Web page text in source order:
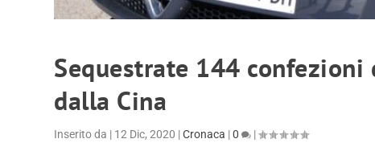
Sequestrate 144 confezioni
dalla Cina
Inserito da | 12 Dic, 2020 |Cronaca |0 |